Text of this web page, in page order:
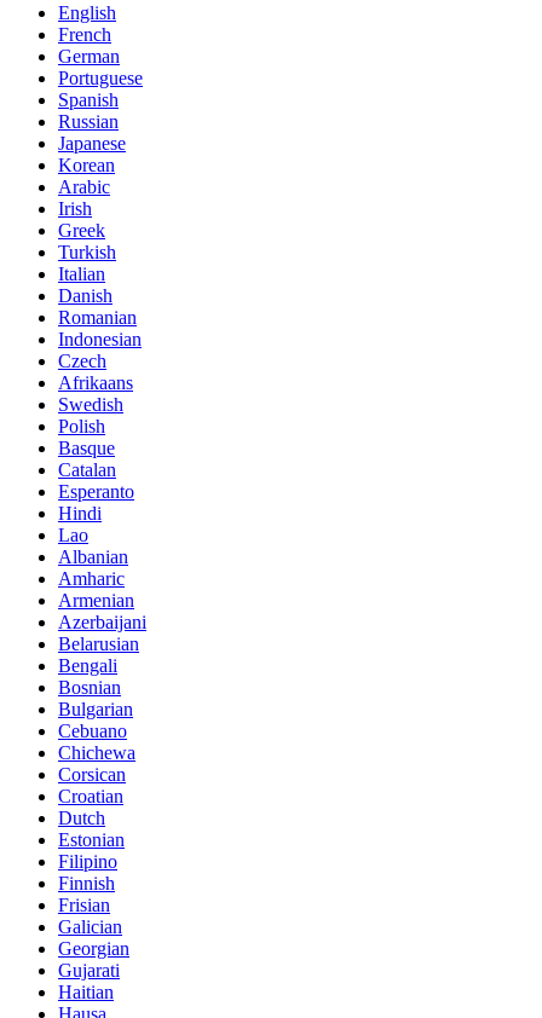
English
French
German
Portuguese
Spanish
Russian
Japanese
Korean
Arabic
Irish
Greek
Turkish
Italian
Danish
Romanian
Indonesian
Czech
Afrikaans
Swedish
Polish
Basque
Catalan
Esperanto
Hindi
Lao
Albanian
Amharic
Armenian
Azerbaijani
Belarusian
Bengali
Bosnian
Bulgarian
Cebuano
Chichewa
Corsican
Croatian
Dutch
Estonian
Filipino
Finnish
Frisian
Galician
Georgian
Gujarati
Haitian
Hausa